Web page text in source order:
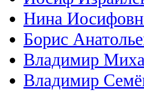
Нина
Борис
Владимир
Владимир